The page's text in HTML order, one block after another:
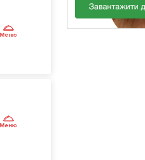
Меню
Меню